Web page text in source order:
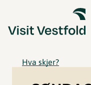
Hva skjer?